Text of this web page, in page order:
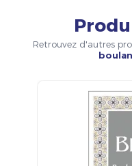
Retrouvez d'autres